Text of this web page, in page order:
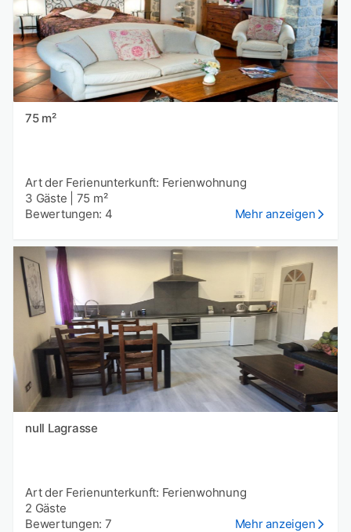
75 m²
Art der Ferienunterkunft: Ferienwohnung
3 Gäste
75 m²
Bewertungen: 4
Mehr anzeigen
null Lagrasse
Art der Ferienunterkunft: Ferienwohnung
2 Gäste
Bewertungen: 7
Mehr anzeigen